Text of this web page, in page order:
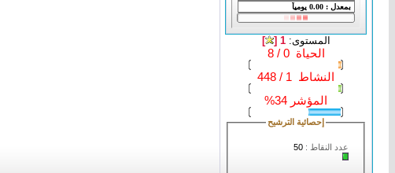
المستوى:1 [
]
الحياة 0 / 8
النشاط 1 / 448
المؤشر 34%
إحصائية الترشيح
عدد النقاط :50